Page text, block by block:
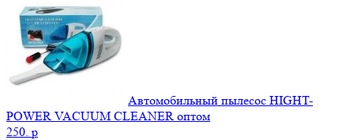
Автомобильный пылесос HIGHT-
POWER VACUUM CLEANER оптом
250. p